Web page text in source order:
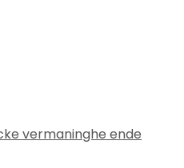
vermaninghe ende